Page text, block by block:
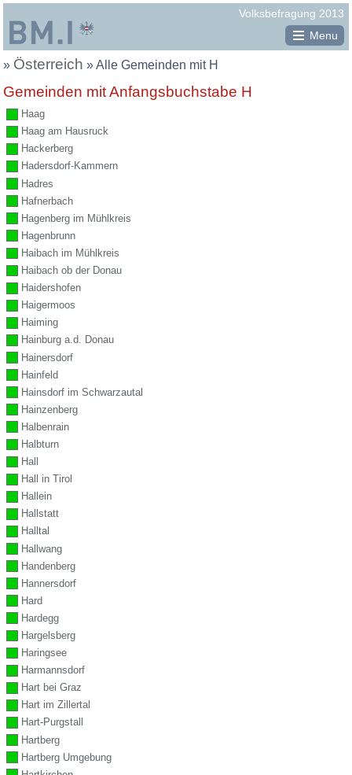
Volksbefragung 2013
Österreich
Menu
Sie
befinden
sich
hier:
» Österreich »Alle Gemeinden mit H
Gemeinden mit Anfangsbuchstabe H
Haag
Haag am Hausruck
Hackerberg
Hadersdorf-Kammern
Hadres
Hafnerbach
Hagenberg im Mühlkreis
Hagenbrunn
Haibach im Mühlkreis
Haibach ob der Donau
Haidershofen
Haigermoos
Haiming
Hainburg a.d. Donau
Hainersdorf
Hainfeld
Hainsdorf im Schwarzautal
Hainzenberg
Halbenrain
Halbturn
Hall
Hall in Tirol
Hallein
Hallstatt
Halltal
Hallwang
Handenberg
Hannersdorf
Hard
Hardegg
Hargelsberg
Haringsee
Harmannsdorf
Hart bei Graz
Hart im Zillertal
Hart-Purgstall
Hartberg
Hartberg Umgebung